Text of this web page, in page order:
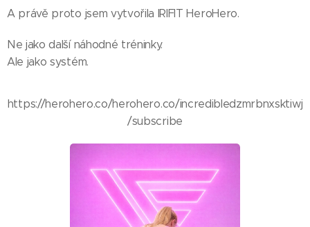
A právě proto jsem vytvořila IRIFIT HeroHero.
Ne jako další náhodné tréninky.
Ale jako systém. 💗
https://herohero.co/herohero.co/incredibledzmrbnxsktiwj
/subscribe